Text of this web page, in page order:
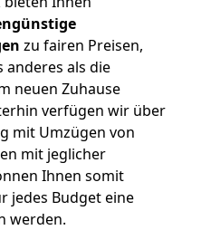
zu fairen Preisen,
anderes als die
neuen Zuhause
verfügen wir über
mit Umzügen von
mit jeglicher
Ihnen somit
jedes Budget eine
werden.